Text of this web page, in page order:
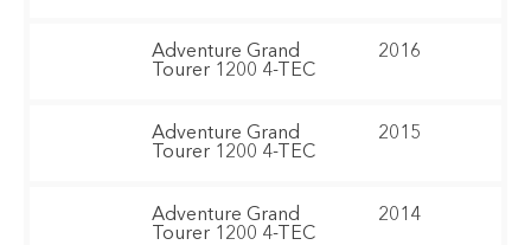
Adventure Grand
Tourer 1200 4-TEC
2016
Adventure Grand
Tourer 1200 4-TEC
2015
Adventure Grand
Tourer 1200 4-TEC
2014